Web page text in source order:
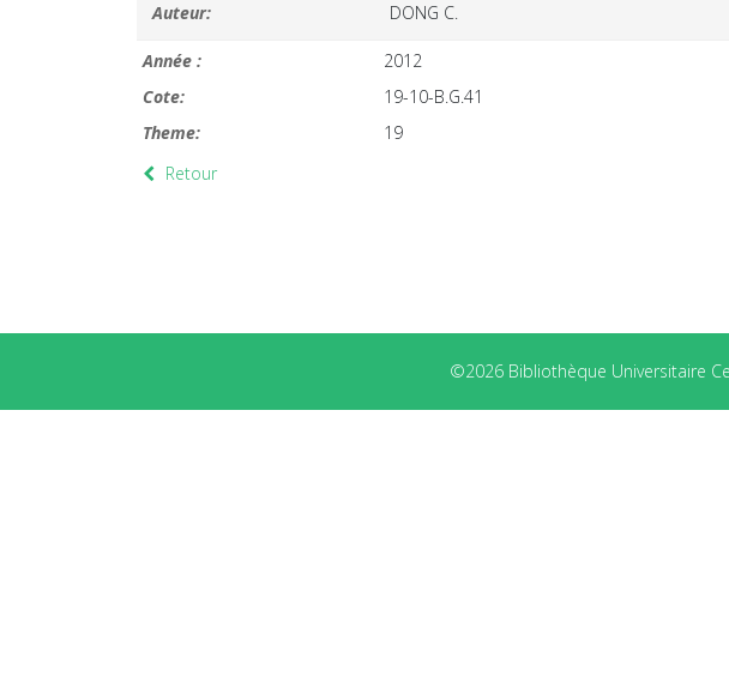
Auteur: DONG C.
Année :
2012
Cote:
19-10-B.G.41
Theme:
19
Retour
©2026 Bibliothèque Universitaire